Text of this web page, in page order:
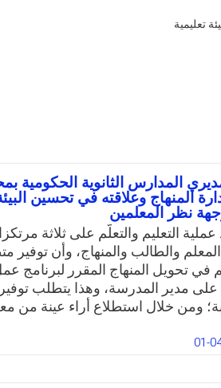
تعليمية
المدارس الثانوية
المنهاج وعلاقته في تحسين
نظر المعلمين
عملية التعليم والتعلّم على ثلاثة
والطالب والمنهاج، وأن توفير
في تحويل المنهاج المقرر لبرنامج
على مدير المدرسة، وهذا يتطلب توفير
ومن خلال استطلاع أراء عينة من
إدارة المنهاج، ولذا جاءت هذە
على دور الإدارة المدرسية في إدارة
تحسين البيئة التعليمية، وتحددت
01-